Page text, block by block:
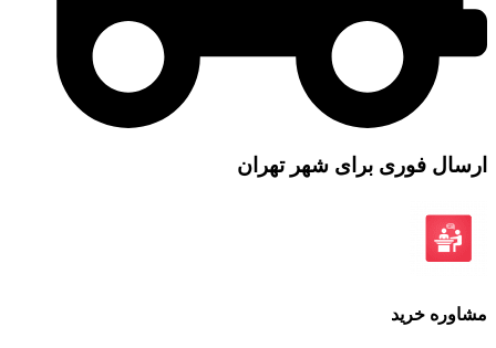
فوری برای شهر تهران
خرید